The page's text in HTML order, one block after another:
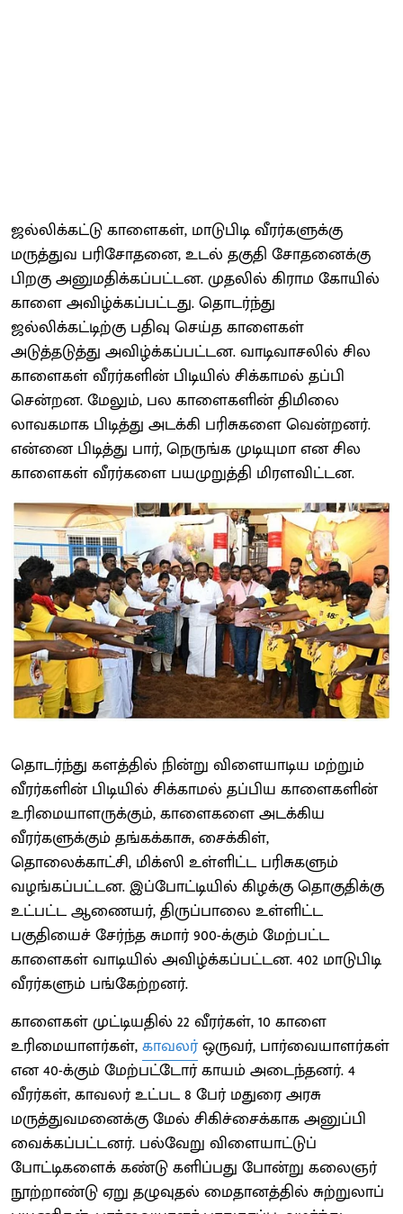
ஜல்லிக்கட்டு காளைகள், மாடுபிடி வீரர்களுக்கு
மருத்துவ பரிசோதனை, உடல் தகுதி சோதனைக்கு
பிறகு அனுமதிக்கப்பட்டன. முதலில் கிராம கோயில்
காளை அவிழ்க்கப்பட்டது. தொடர்ந்து
ஜல்லிக்கட்டிற்கு பதிவு செய்த காளைகள்
அடுத்தடுத்து அவிழ்க்கப்பட்டன. வாடிவாசலில் சில
காளைகள் வீரர்களின் பிடியில் சிக்காமல் தப்பி
சென்றன. மேலும், பல காளைகளின் திமிலை
லாவகமாக பிடித்து அடக்கி பரிசுகளை வென்றனர்.
என்னை பிடித்து பார், நெருங்க முடியுமா என சில
காளைகள் வீரர்களை பயமுறுத்தி மிரளவிட்டன.
தொடர்ந்து களத்தில் நின்று விளையாடிய மற்றும்
வீரர்களின் பிடியில் சிக்காமல் தப்பிய காளைகளின்
உரிமையாளருக்கும், காளைகளை அடக்கிய
வீரர்களுக்கும் தங்கக்காசு, சைக்கிள்,
தொலைக்காட்சி, மிக்ஸி உள்ளிட்ட பரிசுகளும்
வழங்கப்பட்டன. இப்போட்டியில் கிழக்கு தொகுதிக்கு
உட்பட்ட ஆணையர், திருப்பாலை உள்ளிட்ட
பகுதியைச் சேர்ந்த சுமார் 900-க்கும் மேற்பட்ட
காளைகள் வாடியில் அவிழ்க்கப்பட்டன. 402 மாடுபிடி
வீரர்களும் பங்கேற்றனர்.
காளைகள் முட்டியதில் 22 வீரர்கள், 10 காளை
உரிமையாளர்கள்,காவலர்ஒருவர், பார்வையாளர்கள்
என 40-க்கும் மேற்பட்டோர் காயம் அடைந்தனர். 4
வீரர்கள், காவலர் உட்பட 8 பேர் மதுரை அரசு
மருத்துவமனைக்கு மேல் சிகிச்சைக்காக அனுப்பி
வைக்கப்பட்டனர். பல்வேறு விளையாட்டுப்
போட்டிகளைக் கண்டு களிப்பது போன்று கலைஞர்
நூற்றாண்டு ஏறு தழுவுதல் மைதானத்தில் சுற்றுலாப்